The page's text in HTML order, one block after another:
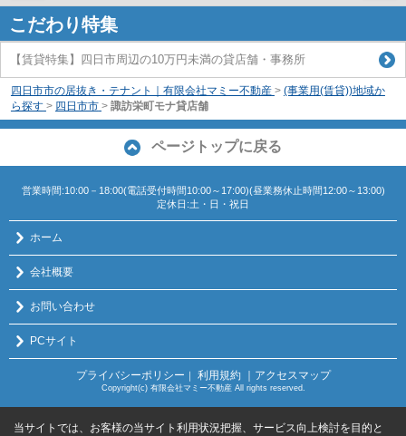
こだわり特集
【賃貸特集】四日市周辺の10万円未満の貸店舗・事務所
四日市市の居抜き・テナント｜有限会社マミー不動産 > (事業用(賃貸))地域か
ら探す > 四日市市 > 諏訪栄町モナ貸店舗
ページトップに戻る
営業時間:10:00－18:00(電話受付時間10:00～17:00)(昼業務休止時間12:00～13:00)
定休日:土・日・祝日
ホーム
会社概要
お問い合わせ
PCサイト
プライバシーポリシー 利用規約 ｜アクセスマップ
Copyright(c) 有限会社マミー不動産 All rights reserved.
当サイトでは、お客様の当サイト利用状況把握、サービス向上検討を目的と